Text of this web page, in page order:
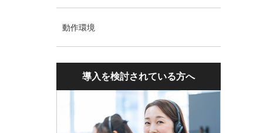
動作環境
導入を検討されている方へ